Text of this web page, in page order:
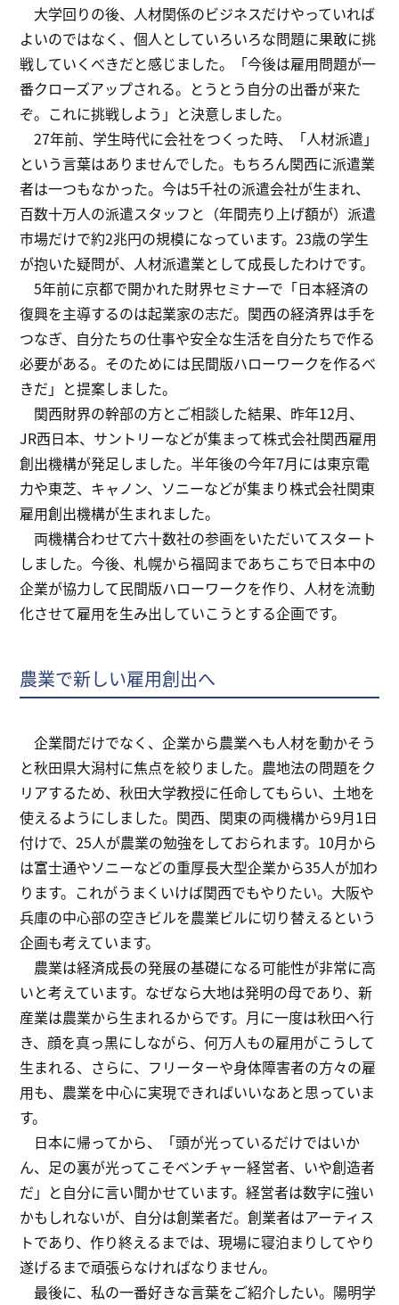
大学回りの後、人材関係のビジネスだけやっていれば
よいのではなく、個人としていろいろな問題に果敢に挑
戦していくべきだと感じました。「今後は雇用問題が一
番クローズアップされる。とうとう自分の出番が来た
ぞ。これに挑戦しよう」と決意しました。
27年前、学生時代に会社をつくった時、「人材派遣」
という言葉はありませんでした。もちろん関西に派遣業
者は一つもなかった。今は5千社の派遣会社が生まれ、
百数十万人の派遣スタッフと（年間売り上げ額が）派遣
市場だけで約2兆円の規模になっています。23歳の学生
が抱いた疑問が、人材派遣業として成長したわけです。
5年前に京都で開かれた財界セミナーで「日本経済の
復興を主導するのは起業家の志だ。関西の経済界は手を
つなぎ、自分たちの仕事や安全な生活を自分たちで作る
必要がある。そのためには民間版ハローワークを作るべ
きだ」と提案しました。
関西財界の幹部の方とご相談した結果、昨年12月、
JR西日本、サントリーなどが集まって株式会社関西雇用
創出機構が発足しました。半年後の今年7月には東京電
力や東芝、キャノン、ソニーなどが集まり株式会社関東
雇用創出機構が生まれました。
両機構合わせて六十数社の参画をいただいてスタート
しました。今後、札幌から福岡まであちこちで日本中の
企業が協力して民間版ハローワークを作り、人材を流動
化させて雇用を生み出していこうとする企画です。
農業で新しい雇用創出へ
企業間だけでなく、企業から農業へも人材を動かそう
と秋田県大潟村に焦点を絞りました。農地法の問題をク
リアするため、秋田大学教授に任命してもらい、土地を
使えるようにしました。関西、関東の両機構から9月1日
付けで、25人が農業の勉強をしておられます。10月から
は富士通やソニーなどの重厚長大型企業から35人が加わ
ります。これがうまくいけば関西でもやりたい。大阪や
兵庫の中心部の空きビルを農業ビルに切り替えるという
企画も考えています。
農業は経済成長の発展の基礎になる可能性が非常に高
いと考えています。なぜなら大地は発明の母であり、新
産業は農業から生まれるからです。月に一度は秋田へ行
き、顔を真っ黒にしながら、何万人もの雇用がこうして
生まれる、さらに、フリーターや身体障害者の方々の雇
用も、農業を中心に実現できればいいなあと思っていま
す。
日本に帰ってから、「頭が光っているだけではいか
ん、足の裏が光ってこそベンチャー経営者、いや創造者
だ」と自分に言い聞かせています。経営者は数字に強い
かもしれないが、自分は創業者だ。創業者はアーティス
トであり、作り終えるまでは、現場に寝泊まりしてやり
遂げるまで頑張らなければなりません。
最後に、私の一番好きな言葉をご紹介したい。陽明学